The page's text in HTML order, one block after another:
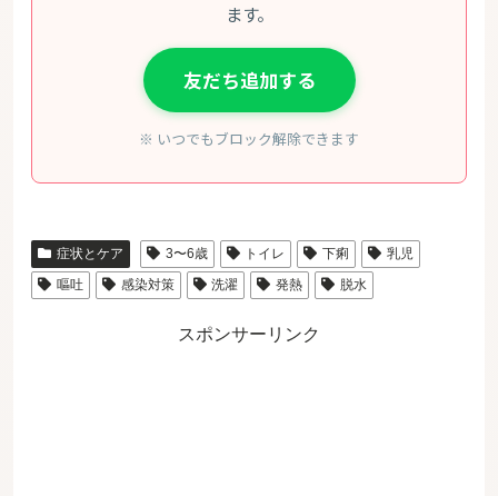
ます。
友だち追加する
※ いつでもブロック解除できます
症状とケア 3〜6歳 トイレ 下痢
乳児
嘔吐
感染対策 洗濯 発熱 脱水
スポンサーリンク